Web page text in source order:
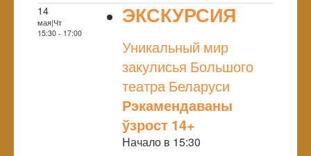
14
мая|Чт
15:30 - 17:00
ЭКСКУРСИЯ
Уникальный мир
закулисья Большого
театра Беларуси
Рэкамендаваны
ўзрост 14+
Начало в 15:30